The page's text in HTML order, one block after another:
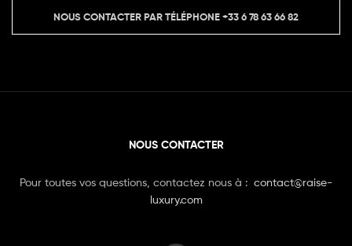
NOUS CONTACTER PAR TÉLÉPHONE+33 6 78 63 66 82
NOUS CONTACTER
Pour toutes vos questions, contactez nous à : contact@raise-
luxury.com